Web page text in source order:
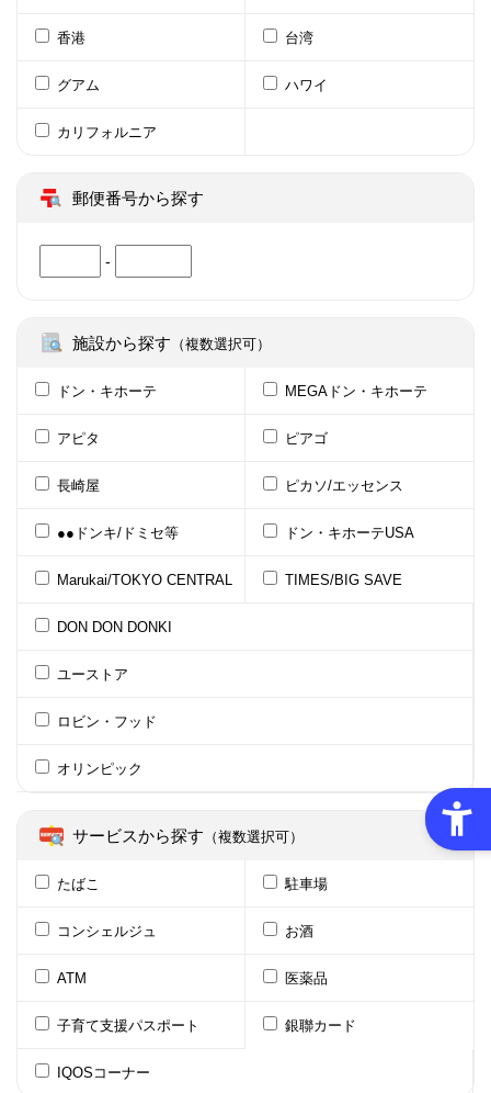
香港 台湾
グアム ハワイ
カリフォルニア
郵便番号から探す
-
施設から探す （複数選択可）
ドン・キホーテ MEGAドン・キホーテ
アピタ ピアゴ
長崎屋 ピカソ/エッセンス
●●ドンキ/ドミセ等 ドン・キホーテUSA
Marukai/TOKYO CENTRAL TIMES/BIG SAVE
DON DON DONKI
ユーストア
ロビン・フッド
オリンピック
サービスから探す （複数選択可）
たばこ 駐車場
コンシェルジュ お酒
ATM 医薬品
子育て支援パスポート 銀聯カード
IQOSコーナー